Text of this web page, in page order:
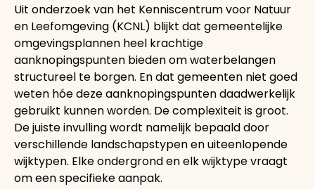
Uit onderzoek van het Kenniscentrum voor Natuur
en Leefomgeving (KCNL) blijkt dat gemeentelijke
omgevingsplannen heel krachtige
aanknopingspunten bieden om waterbelangen
structureel te borgen. En dat gemeenten niet goed
weten hóe deze aanknopingspunten daadwerkelijk
gebruikt kunnen worden. De complexiteit is groot.
De juiste invulling wordt namelijk bepaald door
verschillende landschapstypen en uiteenlopende
wijktypen. Elke ondergrond en elk wijktype vraagt
om een specifieke aanpak.